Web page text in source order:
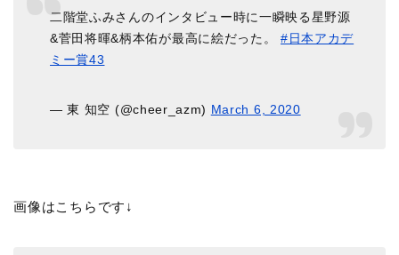
二階堂ふみさんのインタビュー時に一瞬映る星野源
&菅田将暉&柄本佑が最高に絵だった。#日本アカデ
ミー賞43
— 東 知空 (@cheer_azm) March 6, 2020
画像はこちらです↓